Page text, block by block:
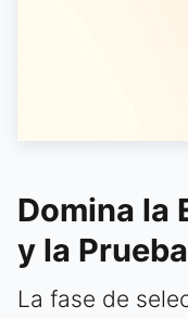
Domina la
y la
La fase de